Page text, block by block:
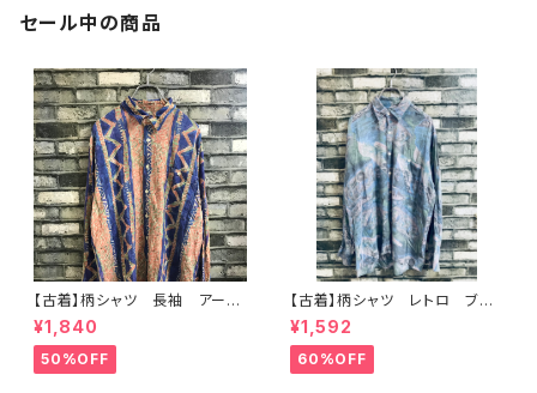
セール中の商品
【古着】柄シャツ 長袖 アー
ト レトロ クレイジー ブル
ー レーヨン
¥1,840
50%OFF
【古着】柄シャツ レトロ ブル
ー系 アート
¥1,592
60%OFF